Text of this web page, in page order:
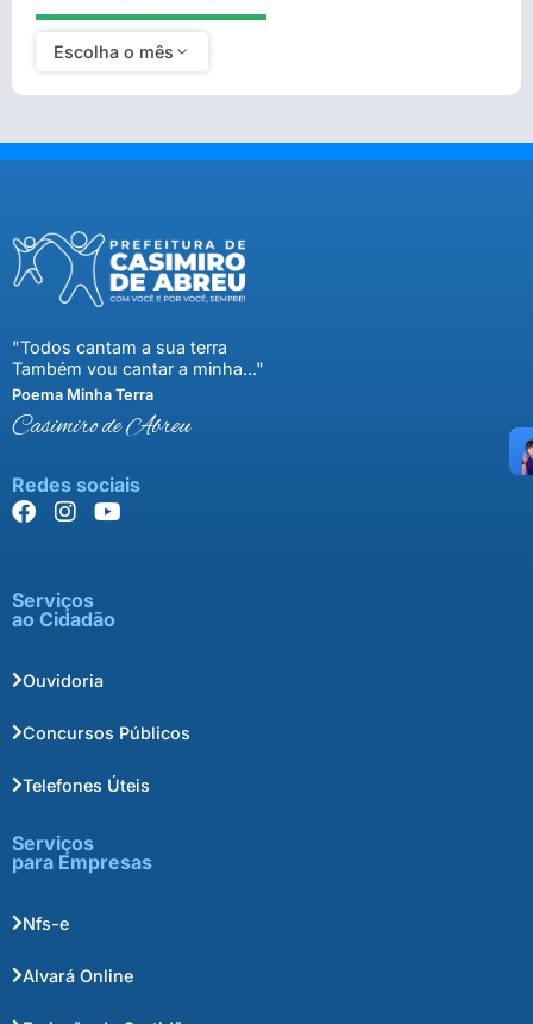
Escolha o mês
"Todos cantam a sua terra
Também vou cantar a minha..."
Poema Minha Terra
Casimiro de Abreu
Redes sociais
Serviços
ao Cidadão
Ouvidoria
Concursos Públicos
Telefones Úteis
Serviços
para Empresas
Nfs-e
Alvará Online